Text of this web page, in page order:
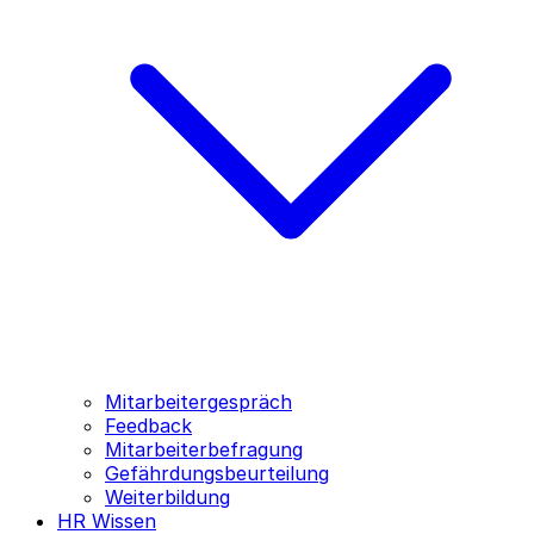
Mitarbeitergespräch
Feedback
Mitarbeiterbefragung
Gefährdungsbeurteilung
Weiterbildung
HR Wissen